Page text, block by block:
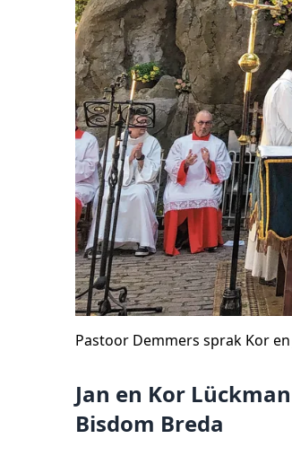
Pastoor Demmers sprak Kor
Jan en Kor
Bisdom Breda